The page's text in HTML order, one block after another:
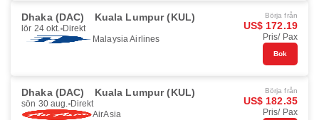
Dhaka (DAC) Kuala Lumpur (KUL)
lör 24 okt. Direkt
Malaysia Airlines
Börja från
US$ 172.19
Pris/ Pax
Bok
Dhaka (DAC) Kuala Lumpur (KUL)
sön 30 aug. Direkt
AirAsia
Börja från
US$ 182.35
Pris/ Pax